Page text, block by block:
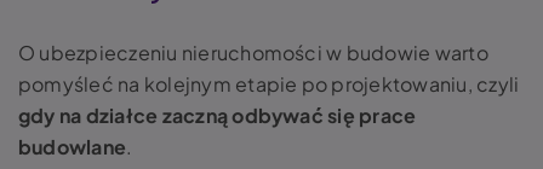
O ubezpieczeniu nieruchomości w budowie warto
pomyśleć na kolejnym etapie po projektowaniu, czyli
gdy na działce zaczną odbywać się prace
budowlane.